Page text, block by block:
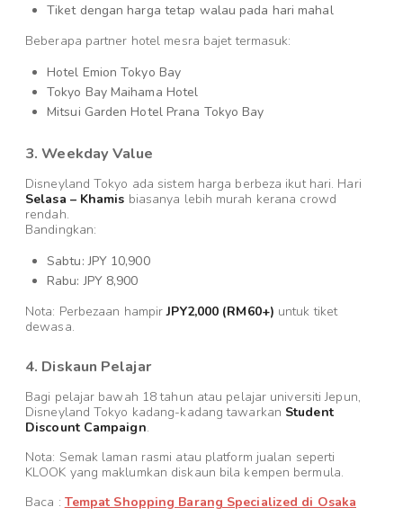
Tiket dengan harga tetap walau pada hari mahal
Beberapa partner hotel mesra bajet termasuk:
Hotel Emion Tokyo Bay
Tokyo Bay Maihama Hotel
Mitsui Garden Hotel Prana Tokyo Bay
3. Weekday Value
Disneyland Tokyo ada sistem harga berbeza ikut hari. Hari
Selasa – Khamis biasanya lebih murah kerana crowd
rendah.
Bandingkan:
Sabtu: JPY 10,900
Rabu: JPY 8,900
Nota: Perbezaan hampirJPY2,000 (RM60+) untuk tiket
dewasa.
4. Diskaun Pelajar
Bagi pelajar bawah 18 tahun atau pelajar universiti Jepun,
Disneyland Tokyo kadang-kadang tawarkan Student
Discount Campaign.
Nota: Semak laman rasmi atau platform jualan seperti
KLOOK yang maklumkan diskaun bila kempen bermula.
Baca : Tempat Shopping Barang Specialized di Osaka